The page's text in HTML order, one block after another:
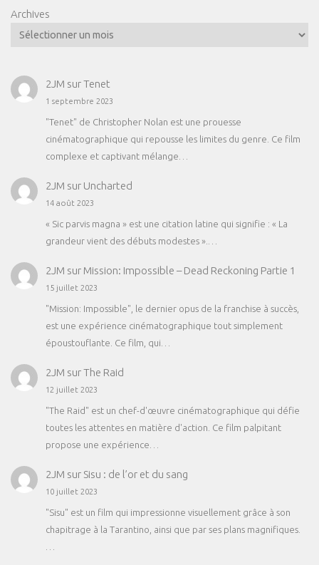
Archives
2JM surTenet
1 septembre 2023
"Tenet" de Christopher Nolan est une prouesse
cinématographique qui repousse les limites du genre. Ce film
complexe et captivant mélange…
2JM sur Uncharted
14 août 2023
« Sic parvis magna » est une citation latine qui signifie : « La
grandeur vient des débuts modestes ».…
2JM sur Mission: Impossible – Dead Reckoning Partie 1
15 juillet 2023
"Mission: Impossible", le dernier opus de la franchise à succès,
est une expérience cinématographique tout simplement
époustouflante. Ce film, qui…
2JM surThe Raid
12 juillet 2023
"The Raid" est un chef-d'œuvre cinématographique qui défie
toutes les attentes en matière d'action. Ce film palpitant
propose une expérience…
2JM sur Sisu : de l’or et du sang
10 juillet 2023
"Sisu" est un film qui impressionne visuellement grâce à son
chapitrage à la Tarantino, ainsi que par ses plans magnifiques.